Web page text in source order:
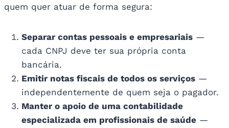
quem quer atuar de forma segura:
Separar contas pessoais e empresariais —
cada CNPJ deve ter sua própria conta
bancária.
Emitir notas fiscais de todos os serviços —
independentemente de quem seja o pagador.
Manter o apoio de uma contabilidade
especializada em profissionais de saúde —